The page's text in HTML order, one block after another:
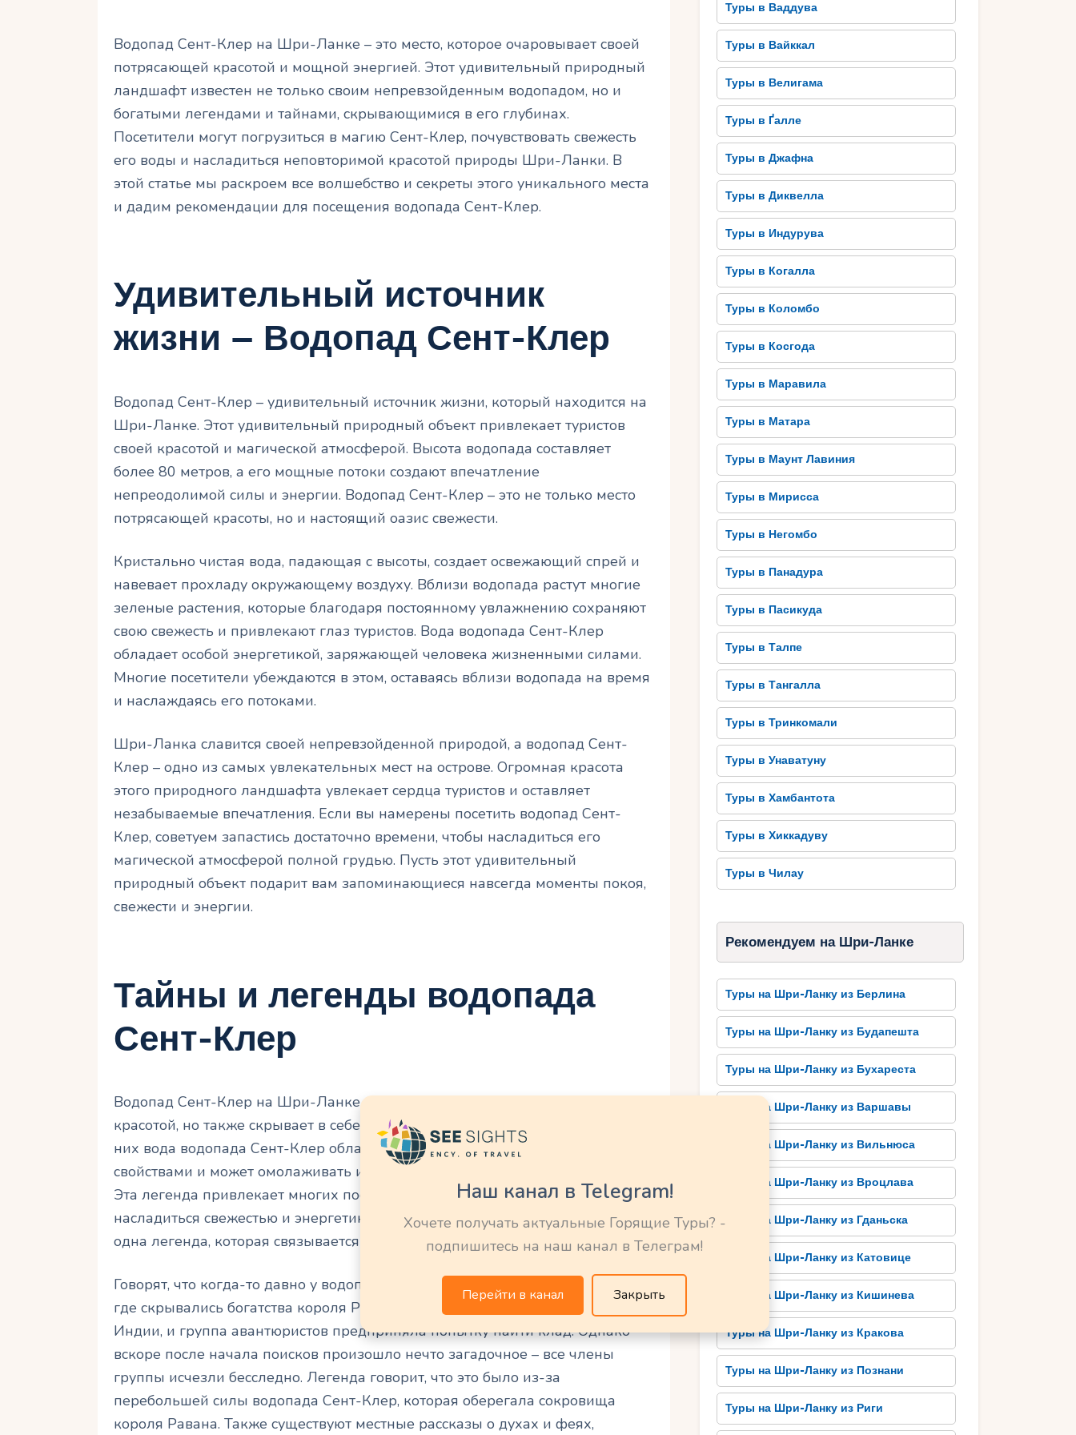
Водопад Сент-Клер на Шри-Ланке – это место, которое очаровывает своей
потрясающей красотой и мощной энергией. Этот удивительный природный
ландшафт известен не только своим непревзойденным водопадом, но и
богатыми легендами и тайнами, скрывающимися в его глубинах.
Посетители могут погрузиться в магию Сент-Клер, почувствовать свежесть
его воды и насладиться неповторимой красотой природы Шри-Ланки. В
этой статье мы раскроем все волшебство и секреты этого уникального места
и дадим рекомендации для посещения водопада Сент-Клер.
Удивительный источник
жизни – Водопад Сент-Клер
Водопад Сент-Клер – удивительный источник жизни, который находится на
Шри-Ланке. Этот удивительный природный объект привлекает туристов
своей красотой и магической атмосферой. Высота водопада составляет
более 80 метров, а его мощные потоки создают впечатление
непреодолимой силы и энергии. Водопад Сент-Клер – это не только место
потрясающей красоты, но и настоящий оазис свежести.
Кристально чистая вода, падающая с высоты, создает освежающий спрей и
навевает прохладу окружающему воздуху. Вблизи водопада растут многие
зеленые растения, которые благодаря постоянному увлажнению сохраняют
свою свежесть и привлекают глаз туристов. Вода водопада Сент-Клер
обладает особой энергетикой, заряжающей человека жизненными силами.
Многие посетители убеждаются в этом, оставаясь вблизи водопада на время
и наслаждаясь его потоками.
Шри-Ланка славится своей непревзойденной природой, а водопад Сент-
Клер – одно из самых увлекательных мест на острове. Огромная красота
этого природного ландшафта увлекает сердца туристов и оставляет
незабываемые впечатления. Если вы намерены посетить водопад Сент-
Клер, советуем запастись достаточно времени, чтобы насладиться его
магической атмосферой полной грудью. Пусть этот удивительный
природный объект подарит вам запоминающиеся навсегда моменты покоя,
свежести и энергии.
Тайны и легенды водопада
Сент-Клер
Водопад Сент-Клер на Шри-Ланке не только поражает своей потрясающей
красотой, но также скрывает в себе множество тайн и легенд. По одной из
них вода водопада Сент-Клер обладает удивительными целебными
свойствами и может омолаживать и придавать энергию всему организму.
Эта легенда привлекает многих посетителей, приходящих сюда, чтобы
насладиться свежестью и энергетикой этого магического места. Есть еще
одна легенда, которая связывается с историческим событием.
Говорят, что когда-то давно у водопада Сент-Клер располагалась крепость,
где скрывались богатства короля Раваны. Слухи об этом достигли даже
Индии, и группа авантюристов предприняла попытку найти клад. Однако
вскоре после начала поисков произошло нечто загадочное – все члены
группы исчезли бесследно. Легенда говорит, что это было из-за
перебольшей силы водопада Сент-Клер, которая оберегала сокровища
короля Равана. Также существуют местные рассказы о духах и феях,
Туры в Ваддува
Туры в Вайккал
Туры в Велигама
Туры в Ґалле
Туры в Джафна
Туры в Диквелла
Туры в Индурува
Туры в Когалла
Туры в Коломбо
Туры в Косгода
Туры в Маравила
Туры в Матара
Туры в Маунт Лавиния
Туры в Мирисса
Туры в Негомбо
Туры в Панадура
Туры в Пасикуда
Туры в Талпе
Туры в Тангалла
Туры в Тринкомали
Туры в Унаватуну
Туры в Хамбантота
Туры в Хиккадуву
Туры в Чилау
Рекомендуем на Шри-Ланке
Туры на Шри-Ланку из Берлина
Туры на Шри-Ланку из Будапешта
Туры на Шри-Ланку из Бухареста
Туры на Шри-Ланку из Варшавы
Туры на Шри-Ланку из Вильнюса
Туры на Шри-Ланку из Вроцлава
Туры на Шри-Ланку из Гданьска
Туры на Шри-Ланку из Катовице
Туры на Шри-Ланку из Кишинева
Туры на Шри-Ланку из Кракова
Туры на Шри-Ланку из Познани
Туры на Шри-Ланку из Риги
Наш канал в Telegram!
Хочете получать актуальные Горящие Туры? -
подпишитесь на наш канал в Телеграм!
Перейти в канал Закрыть